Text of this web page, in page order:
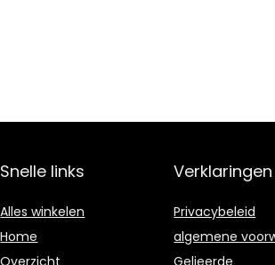
Snelle links
Alles winkelen
Home
Overzicht
Verklaringen
Privacybeleid
algemene
Gelieerde